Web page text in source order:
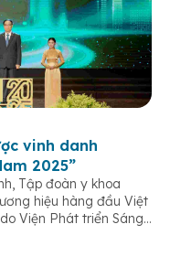
vinh danh
2025”
Tập đoàn y khoa
hiệu hàng đầu Việt
Viện Phát triển Sáng